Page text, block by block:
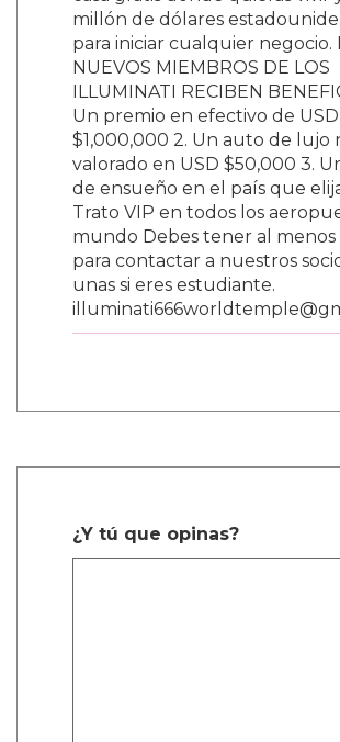
millón de dólares
para iniciar cualquier negocio.
NUEVOS MIEMBROS DE LOS
ILLUMINATI RECIBEN
Un premio en efectivo de USD
$1,000,000 2. Un auto de lujo
valorado en USD $50,000 3.
de ensueño en el país que
Trato VIP en todos los
mundo Debes tener al menos
para contactar a nuestros
unas si eres estudiante.
¿Y tú que opinas?